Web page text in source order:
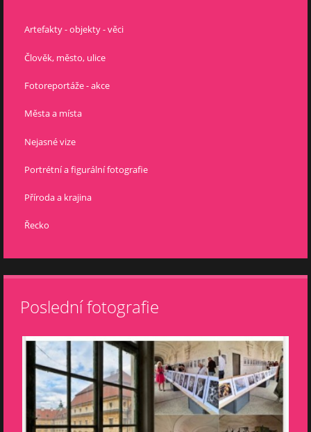
Artefakty - objekty - věci
Člověk, město, ulice
Fotoreportáže - akce
Města a místa
Nejasné vize
Portrétní a figurální fotografie
Příroda a krajina
Řecko
Poslední fotografie